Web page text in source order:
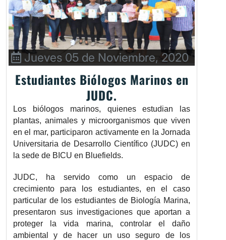
Jueves 05 de Noviembre, 2020
Estudiantes Biólogos Marinos en
JUDC.
Los biólogos marinos, quienes estudian las
plantas, animales y microorganismos que viven
en el mar, participaron activamente en la Jornada
Universitaria de Desarrollo Científico (JUDC) en
la sede de BICU en Bluefields.
JUDC, ha servido como un espacio de
crecimiento para los estudiantes, en el caso
particular de los estudiantes de Biología Marina,
presentaron sus investigaciones que aportan a
proteger la vida marina, controlar el daño
ambiental y de hacer un uso seguro de los